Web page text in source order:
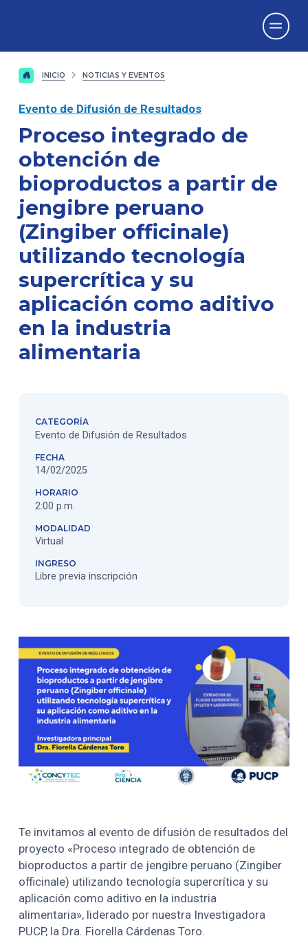
INICIO NOTICIAS Y EVENTOS
Evento de Difusión de Resultados
Proceso integrado de
obtención de
bioproductos a partir de
jengibre peruano
(Zingiber officinale)
utilizando tecnología
supercrítica y su
aplicación como aditivo
en la industria
alimentaria
CATEGORÍA
Evento de Difusión de Resultados
FECHA
14/02/2025
HORARIO
2:00 p.m.
MODALIDAD
Virtual
INGRESO
Libre previa inscripción
Te invitamos al evento de difusión de resultados del
proyecto «Proceso integrado de obtención de
bioproductos a partir de jengibre peruano (Zingiber
officinale) utilizando tecnología supercrítica y su
aplicación como aditivo en la industria
alimentaria», liderado por nuestra Investigadora
PUCP, la Dra. Fiorella Cárdenas Toro.